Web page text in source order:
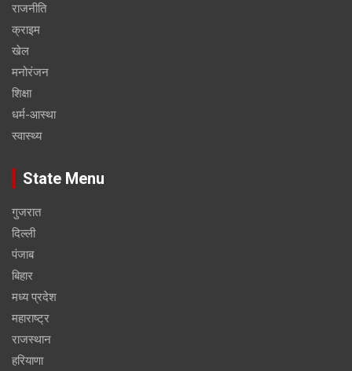
राजनीति
क्राइम
खेल
मनोरंजन
शिक्षा
धर्म-आस्था
स्वास्थ्य
State Menu
गुजरात
दिल्ली
पंजाब
बिहार
मध्य प्रदेश
महाराष्ट्र
राजस्थान
हरियाणा